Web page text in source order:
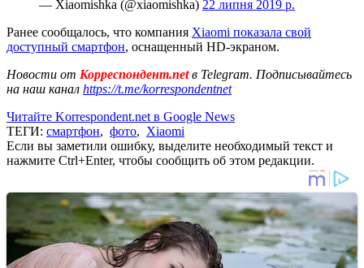
— Xiaomishka (@xiaomishka) 22 липня 2019 р.
Ранее сообщалось, что компания Xiaomi показала свой
доступный смартфон, оснащенный HD-экраном.
Новости от Корреспондент.netв Telegram. Подписывайтесь
на наш канал https://t.me/korrespondentnet
Читайте Korrespondent.net в Google News
ТЕГИ: смартфон, фото, Xiaomi
Если вы заметили ошибку, выделите необходимый текст и
нажмите Ctrl+Enter, чтобы сообщить об этом редакции.